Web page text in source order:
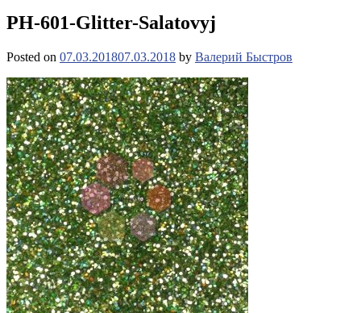
PH-601-Glitter-Salatovyj
Posted on 07.03.201807.03.2018 by Валерий Быстров